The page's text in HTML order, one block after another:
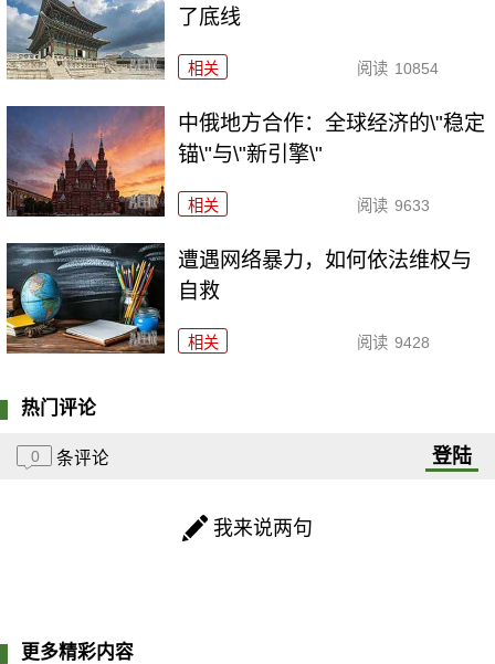
了底线
相关 阅读 10854
中俄地方合作：全球经济的\"稳定
锚\"与\"新引擎\"
相关 阅读 9633
遭遇网络暴力，如何依法维权与
自救
相关 阅读 9428
热门评论
0 条评论 登陆
我来说两句
更多精彩内容